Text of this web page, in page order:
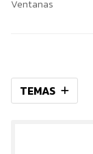
TEMAS
Ventanas